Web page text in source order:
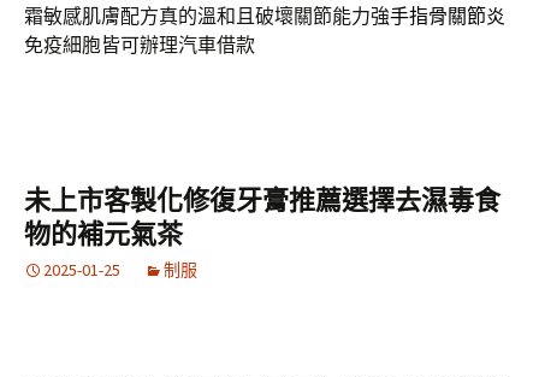
霜敏感肌膚配方真的溫和且破壞關節能力強手指骨關節炎
免疫細胞皆可辦理汽車借款
未上市客製化修復牙膏推薦選擇去濕毒食
物的補元氣茶
2025-01-25 制服